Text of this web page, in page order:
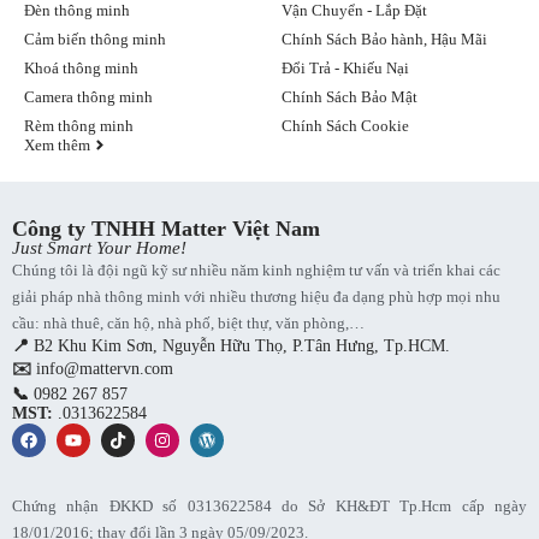
Với kích thước chỉ
112 x 112 x 158mmvà trọng lượng nhẹ, đèn có
thể dễ dàng di chuyển giữa các phòng hoặc mang theo khi du lịch,
nghỉ dưỡng. Cổng cắm điện tiện lợi giúp bạn sử dụng ở bất cứ đâu
có ổ điện.
Đảm bảo kết nối mạng Wi-Fi 2.4GHz (không hỗ trợ 5GHz).
Không đặt đèn ở nơi có độ ẩm cao hoặc dễ va đập mạnh.
Sử dụng ứng dụng Meross bản mới nhất để có trải nghiệm tối
ưu.
Không tự ý tháo rời linh kiện đèn để tránh mất bảo hành.
Xem thêm:
Đèn ngủ Yeelight kiêm sạc không dây thông minh đa chức
năng- Yeelight Staria Bedside Lamp Pro
V4
Vận Chuyển - Lắp Đặt
Chính Sách Bảo hành, Hậu Mãi
Đổi Trả - Khiếu Nại
Chính Sách Bảo Mật
Chính Sách Cookie
Đèn thông minh
Cảm biến thông minh
Khoá thông minh
Camera thông minh
Rèm thông minh
Xem thêm
Công ty TNHH Matter Việt Nam
Just Smart Your Home!
Chúng tôi là đội ngũ kỹ sư nhiều năm kinh nghiệm tư vấn và triển khai các
giải pháp nhà thông minh với nhiều thương hiệu đa dạng phù hợp mọi nhu
cầu: nhà thuê, căn hộ, nhà phố, biệt thự, văn phòng,…
📍 B2 Khu Kim Sơn, Nguyễn Hữu Thọ, P.Tân Hưng, Tp.HCM.
✉️ info@mattervn.com
📞 0982 267 857
MST: .0313622584
Chứng nhận ĐKKD số 0313622584 do Sở KH&ĐT Tp.Hcm cấp ngày
18/01/2016; thay đổi lần 3 ngày 05/09/2023.